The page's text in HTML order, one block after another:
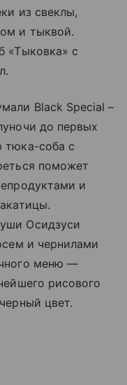
из свеклы,
и тыквой.
«Тыковка» с
Black Special –
до первых
тюка-соба с
поможет
и
Осидзуси
и чернилами
меню —
рисового
цвет.